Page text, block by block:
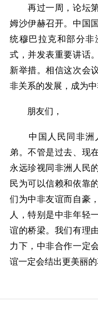
再过一周，论坛第
姆沙伊赫召开。中国
统穆巴拉克和部分非
式，并发表重要讲话
新举措。相信这次会
非关系的发展，成为
朋友们，
中国人民同非洲
弟。不管是过去、现
永远珍视同非洲人民
民为可以信赖和依靠
们为中非友谊而自豪
人，特别是中非年轻
谊的桥梁。我们有理
力下，中非合作一定
谊一定会结出更美丽的